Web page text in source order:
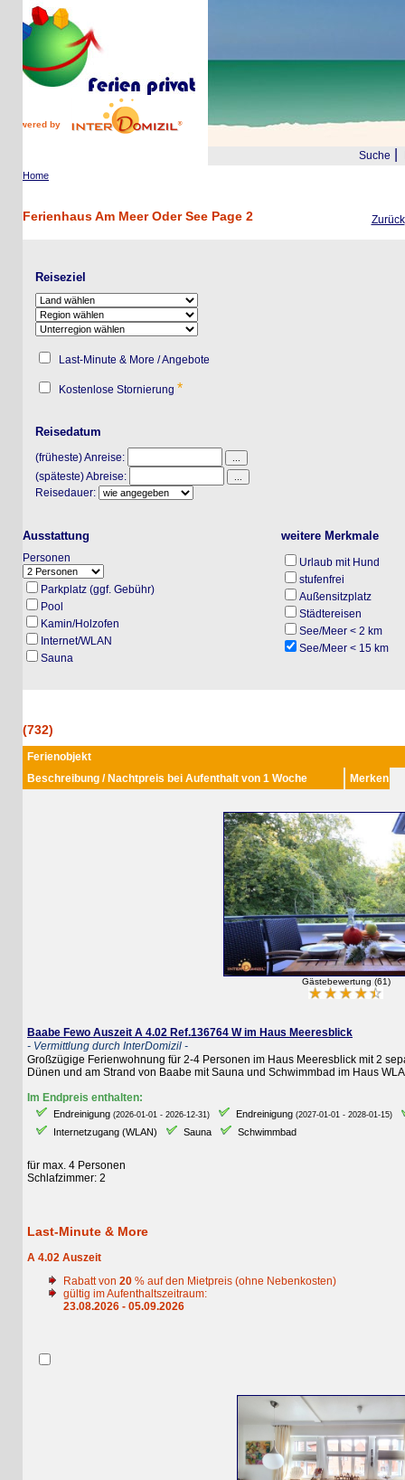
by
Suche|
Home
Ferienhaus Am Meer Oder See Page 2
Reiseziel
Last-Minute & More / Angebote
Kostenlose Stornierung*
Reisedatum
(früheste) Anreise:
(späteste) Abreise:
Reisedauer:
Ausstattung
Personen
Parkplatz (ggf. Gebühr)
Pool
Kamin/Holzofen
Internet/WLAN
Sauna
weitere Merkmale
Urlaub mit Hund
stufenfrei
Außensitzplatz
Städtereisen
See/Meer < 2 km
See/Meer < 15 km
(732)
Ferienobjekt
Beschreibung / Nachtpreis bei Aufenthalt von 1 Woche
Merken
Gästebewertung (61)
Baabe Fewo Auszeit A 4.02 Ref.136764 W im Haus Meeresblick
- Vermittlung durch InterDomizil -
Großzügige Ferienwohnung für 2-4 Personen im Haus Meeresblick mit 2
Dünen und am Strand von Baabe mit Sauna und Schwimmbad im Haus WLAN
Im Endpreis enthalten:
Endreinigung(2026-01-01 - 2026-12-31) Endreinigung(2027-01-01 - 2028-01-15)
Internetzugang (WLAN)
Sauna Schwimmbad
für max. 4 Personen
Schlafzimmer: 2
Last-Minute & More
A 4.02 Auszeit
Rabatt von20% auf den Mietpreis (ohne Nebenkosten)
gültig im Aufenthaltszeitraum:
23.08.2026 - 05.09.2026
Zurück